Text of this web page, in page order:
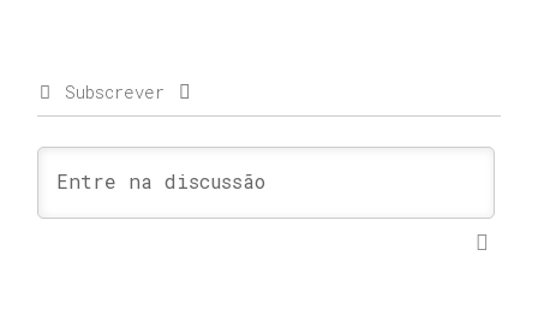
Subscrever